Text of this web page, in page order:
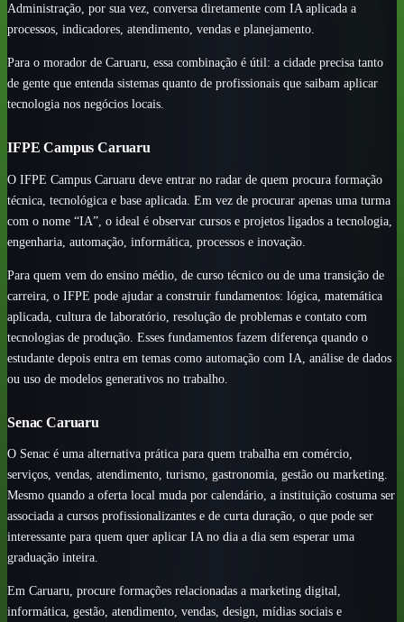
Administração, por sua vez, conversa diretamente com IA aplicada a
processos, indicadores, atendimento, vendas e planejamento.
Para o morador de Caruaru, essa combinação é útil: a cidade precisa tanto
de gente que entenda sistemas quanto de profissionais que saibam aplicar
tecnologia nos negócios locais.
IFPE Campus Caruaru
O IFPE Campus Caruaru deve entrar no radar de quem procura formação
técnica, tecnológica e base aplicada. Em vez de procurar apenas uma turma
com o nome “IA”, o ideal é observar cursos e projetos ligados a tecnologia,
engenharia, automação, informática, processos e inovação.
Para quem vem do ensino médio, de curso técnico ou de uma transição de
carreira, o IFPE pode ajudar a construir fundamentos: lógica, matemática
aplicada, cultura de laboratório, resolução de problemas e contato com
tecnologias de produção. Esses fundamentos fazem diferença quando o
estudante depois entra em temas como automação com IA, análise de dados
ou uso de modelos generativos no trabalho.
Senac Caruaru
O Senac é uma alternativa prática para quem trabalha em comércio,
serviços, vendas, atendimento, turismo, gastronomia, gestão ou marketing.
Mesmo quando a oferta local muda por calendário, a instituição costuma ser
associada a cursos profissionalizantes e de curta duração, o que pode ser
interessante para quem quer aplicar IA no dia a dia sem esperar uma
graduação inteira.
Em Caruaru, procure formações relacionadas a marketing digital,
informática, gestão, atendimento, vendas, design, mídias sociais e